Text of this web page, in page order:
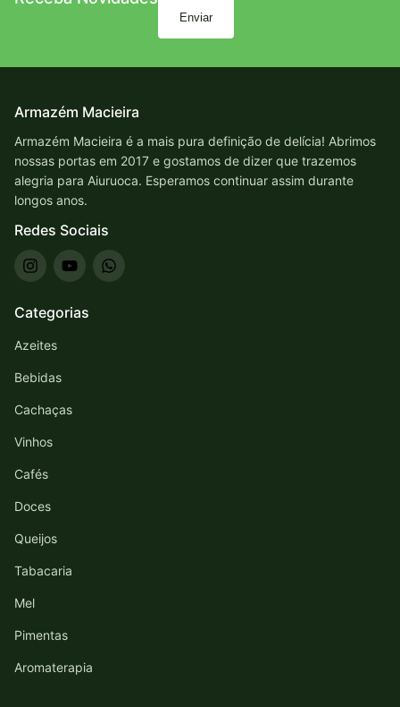
Enviar
Armazém Macieira
Armazém Macieira é a mais pura definição de delícia! Abrimos
nossas portas em 2017 e gostamos de dizer que trazemos
alegria para Aiuruoca. Esperamos continuar assim durante
longos anos.
Redes Sociais
Categorias
Azeites
Bebidas
Cachaças
Vinhos
Cafés
Doces
Queijos
Tabacaria
Mel
Pimentas
Aromaterapia